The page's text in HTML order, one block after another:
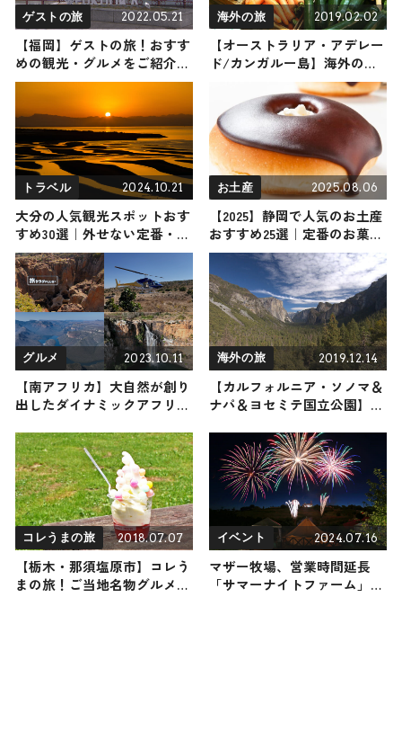
ゲストの旅 2022.05.21
【福岡】ゲストの旅！おすす
めの観光・グルメをご紹介
2022年5月21日放送
海外の旅 2019.02.02
【オーストラリア・アデレー
ド/カンガルー島】海外の
旅！おすすめ観光スポットや
グルメをリポート
トラベル 2024.10.21
大分の人気観光スポットおす
すめ30選｜外せない定番・名
所から穴場まで見どころ満載
の観光地を紹介
お土産 2025.08.06
【2025】静岡で人気のお土産
おすすめ25選｜定番のお菓子
からおしゃれなお土産・ばら
まき用まで幅広く紹介
グルメ 2023.10.11
【南アフリカ】大自然が創り
出したダイナミックアフリカ
巡る２日間
海外の旅 2019.12.14
【カルフォルニア・ソノマ＆
ナパ＆ヨセミテ国立公園】海
トやグルメをリポート
コレうまの旅 2018.07.07
【栃木・那須塩原市】コレう
まの旅！ご当地名物グルメを
イベント 2024.07.16
マザー牧場、営業時間延長
「サマーナイトファーム」開